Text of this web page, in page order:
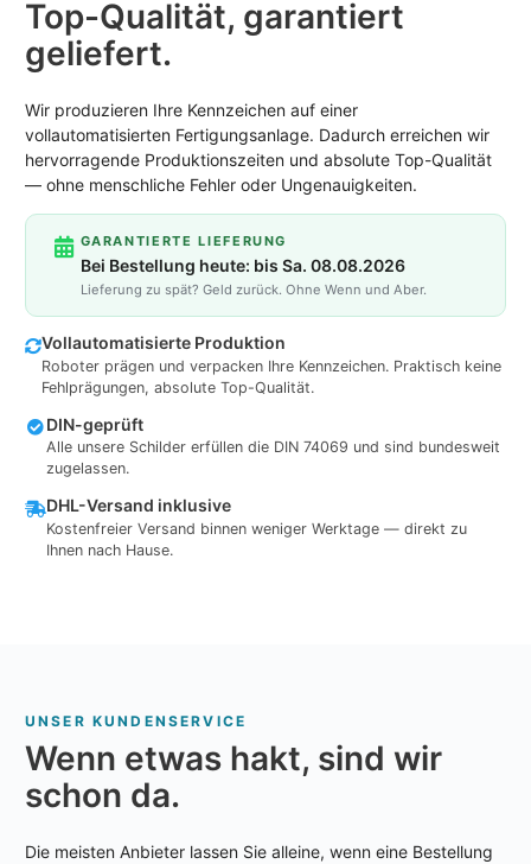
Top-Qualität, garantiert
geliefert.
Wir produzieren Ihre Kennzeichen auf einer
vollautomatisierten Fertigungsanlage. Dadurch erreichen wir
hervorragende Produktionszeiten und absolute Top-Qualität
— ohne menschliche Fehler oder Ungenauigkeiten.
GARANTIERTE LIEFERUNG
Bei Bestellung heute: bis Sa. 08.08.2026
Lieferung zu spät? Geld zurück. Ohne Wenn und Aber.
Vollautomatisierte Produktion
Roboter prägen und verpacken Ihre Kennzeichen. Praktisch keine
Fehlprägungen, absolute Top-Qualität.
DIN-geprüft
Alle unsere Schilder erfüllen die DIN 74069 und sind bundesweit
zugelassen.
DHL-Versand inklusive
Kostenfreier Versand binnen weniger Werktage — direkt zu
Ihnen nach Hause.
UNSER KUNDENSERVICE
Wenn etwas hakt, sind wir
schon da.
Die meisten Anbieter lassen Sie alleine, wenn eine Bestellung